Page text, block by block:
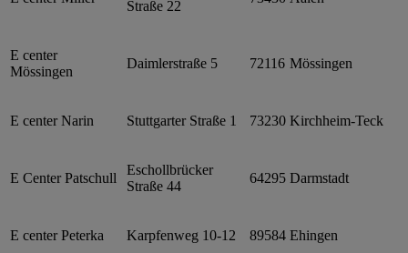
Straße 22
E center
Mössingen
Daimlerstraße 5 72116 Mössingen
E center Narin Stuttgarter Straße 1 73230 Kirchheim-Teck
E Center Patschull
Eschollbrücker
Straße 44
64295 Darmstadt
E center Peterka Karpfenweg 10-12 89584 Ehingen